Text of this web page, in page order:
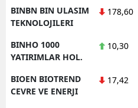
BINBN BIN ULASIM
TEKNOLOJILERI
178,60
BINHO 1000
YATIRIMLAR HOL.
10,30
BIOEN BIOTREND
CEVRE VE ENERJI
17,42